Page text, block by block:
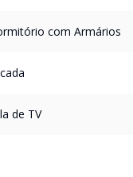
com Armários
de TV